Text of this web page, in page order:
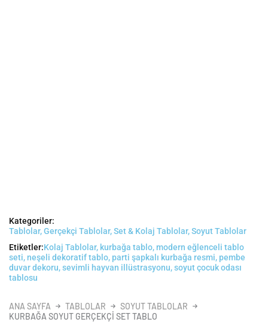
Kategoriler:
Tablolar,Gerçekçi Tablolar,Set & Kolaj Tablolar,Soyut Tablolar
Etiketler:Kolaj Tablolar, kurbağa tablo, modern eğlenceli tablo
seti,neşeli dekoratif tablo, parti şapkalı kurbağa resmi, pembe
duvar dekoru,sevimli hayvan illüstrasyonu,soyut çocuk odası
tablosu
ANA SAYFA TABLOLAR
SOYUT TABLOLAR
KURBAĞA SOYUT GERÇEKÇI SET TABLO